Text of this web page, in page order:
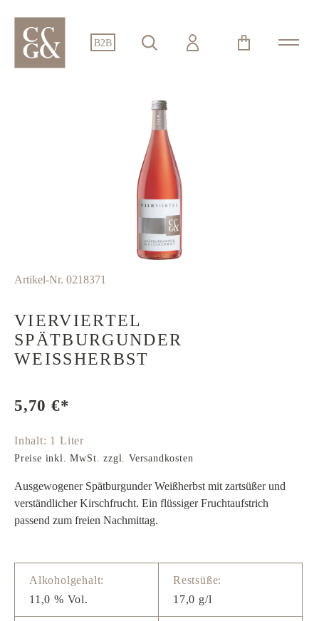
springen
B2B
Artikel-Nr. 0218371
VIERVIERTEL
SPÄTBURGUNDER
WEISSHERBST
5,70 €*
Inhalt: 1 Liter
Preise inkl. MwSt. zzgl. Versandkosten
Ausgewogener Spätburgunder Weißherbst mit zartsüßer und
verständlicher Kirschfrucht. Ein flüssiger Fruchtaufstrich
passend zum freien Nachmittag.
Alkoholgehalt:
11,0 % Vol.
Restsüße:
17,0 g/l